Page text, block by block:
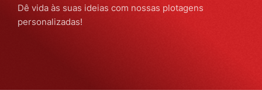
Dê vida às suas ideias com nossas plotagens
personalizadas!